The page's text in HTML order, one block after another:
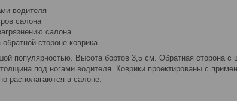
водителя
салона
салона
стороне коврика
популярностью. Высота бортов 3,5 см. Обратная сторона с
под ногами водителя. Коврики проектированы с
располагаются в салоне.